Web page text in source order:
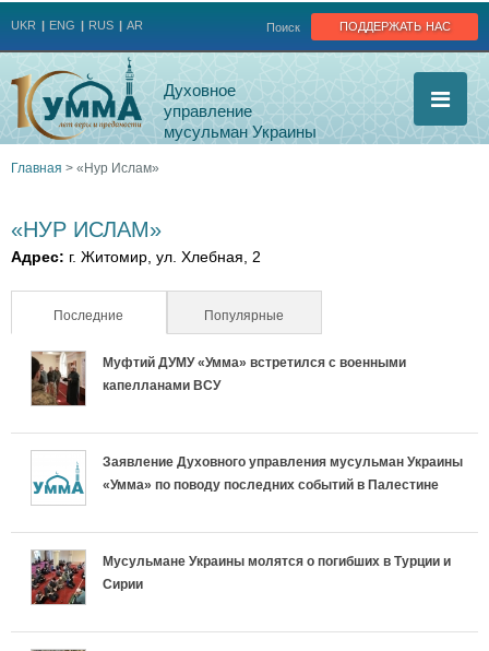
поддержать нас
Поиск
UKR ENG RUS AR
Духовное
управление
мусульман Украины
здесь
Главная > «Нур Ислам»
«НУР ИСЛАМ»
Адрес: г. Житомир, ул. Хлебная, 2
Последние (активная вкладка)Популярные
Муфтий ДУМУ «Умма» встретился с военными
капелланами ВСУ
Заявление Духовного управления мусульман Украины
«Умма» по поводу последних событий в Палестине
Мусульмане Украины молятся о погибших в Турции и
Сирии